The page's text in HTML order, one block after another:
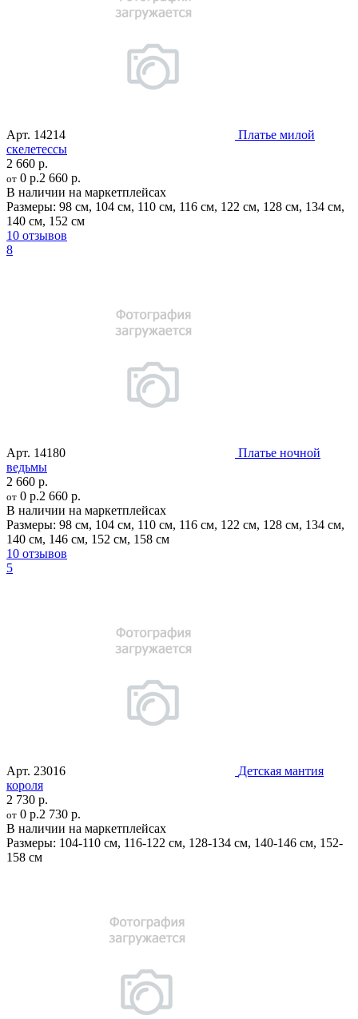
Арт. 14214
Платье милой
скелетессы
2 660 р.
от 0 р.2 660 р.
В наличии на маркетплейсах
Размеры: 98 см, 104 см, 110 см, 116 см, 122 см, 128 см, 134 см,
140 см, 152 см
10 отзывов
8
Арт. 14180
Платье ночной
ведьмы
2 660 р.
от 0 р.2 660 р.
В наличии на маркетплейсах
Размеры: 98 см, 104 см, 110 см, 116 см, 122 см, 128 см, 134 см,
140 см, 146 см, 152 см, 158 см
10 отзывов
5
Арт. 23016
Детская мантия
короля
2 730 р.
от 0 р.2 730 р.
В наличии на маркетплейсах
Размеры: 104-110 см, 116-122 см, 128-134 см, 140-146 см, 152-
158 см